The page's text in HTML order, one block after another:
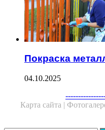
Покраска
04.10.2025
Карта сайта |